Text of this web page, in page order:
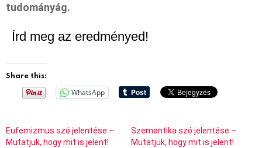
tudományág.
Írd meg az eredményed!
Share this:
WhatsApp
Eufemizmus szó jelentése –
Mutatjuk, hogy mit is jelent!
Szemantika szó jelentése –
Mutatjuk, hogy mit is jelent!